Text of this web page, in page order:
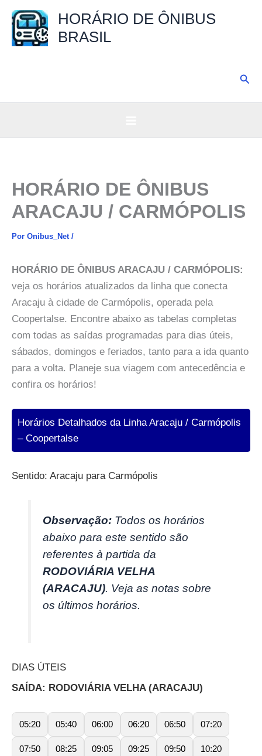
para
HORÁRIO DE ÔNIBUS
BRASIL
HORÁRIO DE ÔNIBUS
ARACAJU / CARMÓPOLIS
Por Onibus_Net /
HORÁRIO DE ÔNIBUS ARACAJU / CARMÓPOLIS:
veja os horários atualizados da linha que conecta
Aracaju à cidade de Carmópolis, operada pela
Coopertalse. Encontre abaixo as tabelas completas
com todas as saídas programadas para dias úteis,
sábados, domingos e feriados, tanto para a ida quanto
para a volta. Planeje sua viagem com antecedência e
confira os horários!
Horários Detalhados da Linha Aracaju / Carmópolis
– Coopertalse
Sentido: Aracaju para Carmópolis
Observação: Todos os horários
abaixo para este sentido são
referentes à partida da
RODOVIÁRIA VELHA
(ARACAJU). Veja as notas sobre
os últimos horários.
DIAS ÚTEIS
SAÍDA: RODOVIÁRIA VELHA (ARACAJU)
05:20 05:40 06:00 06:20 06:50 07:20
07:50 08:25 09:05 09:25 09:50 10:20